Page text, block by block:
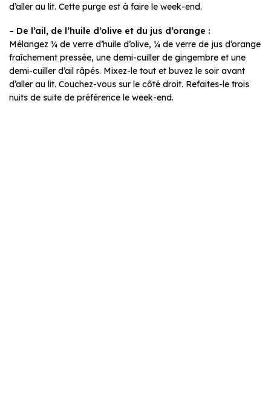
d’aller au lit. Cette purge est à faire le week-end.
– De l’ail, de l’huile d’olive et du jus d’orange :
Mélangez ¼ de verre d’huile d’olive, ¼ de verre de jus d’orange
fraîchement pressée, une demi-cuiller de gingembre et une
demi-cuiller d’ail râpés. Mixez-le tout et buvez le soir avant
d’aller au lit. Couchez-vous sur le côté droit. Refaites-le trois
nuits de suite de préférence le week-end.